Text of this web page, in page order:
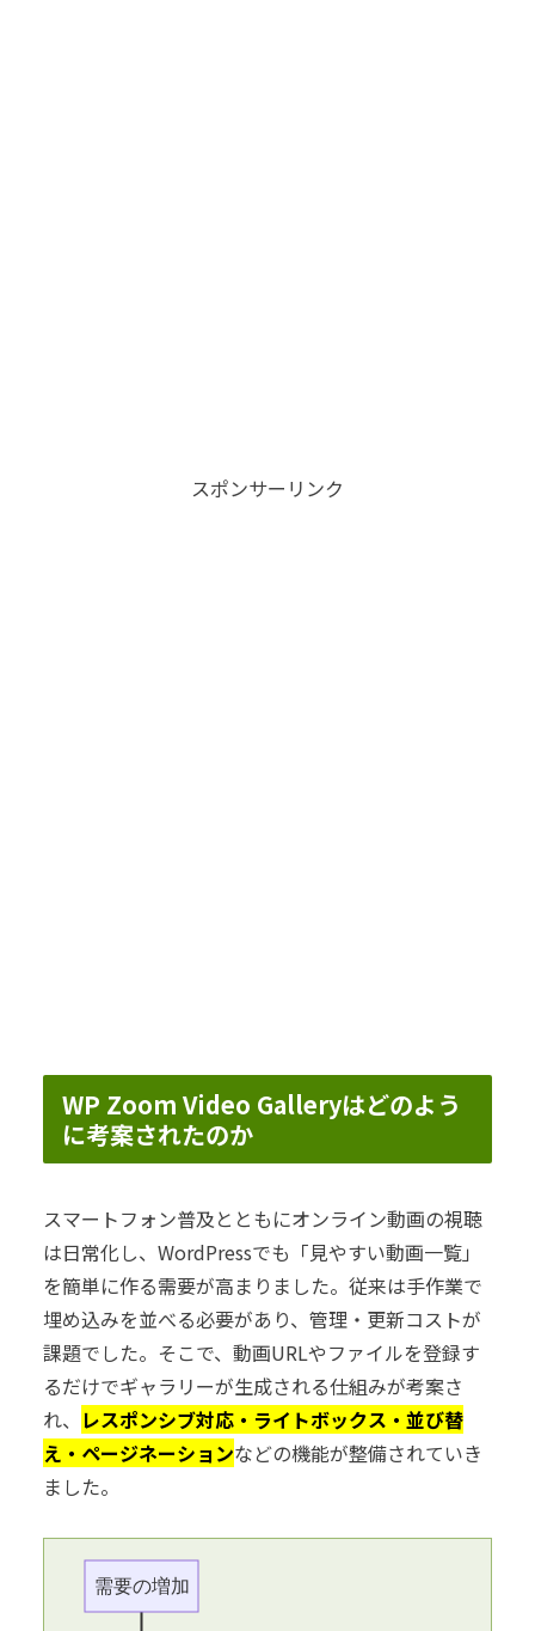
スポンサーリンク
WP Zoom Video Galleryはどのよう
に考案されたのか
スマートフォン普及とともにオンライン動画の視聴
は日常化し、WordPressでも「見やすい動画一覧」
を簡単に作る需要が高まりました。従来は手作業で
埋め込みを並べる必要があり、管理・更新コストが
課題でした。そこで、動画URLやファイルを登録す
るだけでギャラリーが生成される仕組みが考案さ
れ、 レスポンシブ対応・ライトボックス・並び替
え・ページネーションなどの機能が整備されていき
ました。
需要の増加